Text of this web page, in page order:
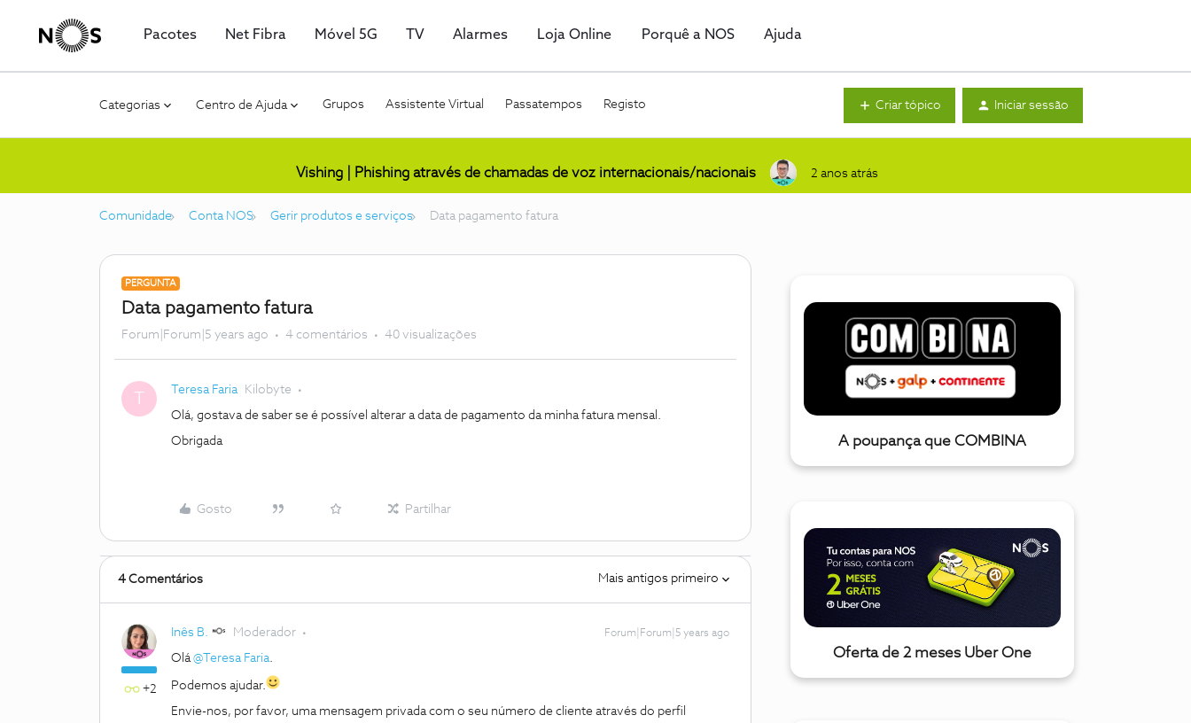
Pacotes Net Fibra Móvel 5G TV Alarmes Loja Online Porquê a NOS Ajuda
Categorias Centro de Ajuda Grupos Assistente Virtual Passatempos Registo Criar tópico Iniciar sessão
Vishing | Phishing através de chamadas de voz internacionais/nacionais 2 anos atrás
Comunidade Conta NOS Gerir produtos e serviços Data pagamento fatura
PERGUNTA
Data pagamento fatura
Forum|Forum|5 years ago 4 comentários 40 visualizações
Teresa Faria Kilobyte
Olá, gostava de saber se é possível alterar a data de pagamento da minha fatura mensal.
Obrigada
Gosto Partilhar
4 Comentários Mais antigos primeiro
+2
Inês B. Moderador Forum|Forum|5 years ago
Olá@Teresa Faria.
Podemos ajudar.
Envie-nos, por favor, uma mensagem privada com o seu número de cliente através do perfil
A poupança que COMBINA
Oferta de 2 meses Uber One